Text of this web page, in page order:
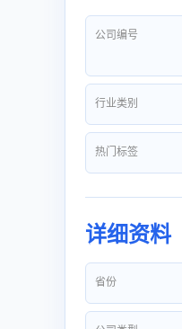
公司编号
行业类别
热门标签
详细资料
省份